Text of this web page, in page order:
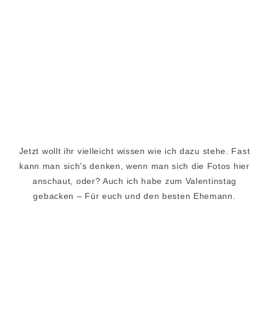
Jetzt wollt ihr vielleicht wissen wie ich dazu stehe. Fast
kann man sich’s denken, wenn man sich die Fotos hier
anschaut, oder? Auch ich habe zum Valentinstag
gebacken – Für euch und den besten Ehemann.